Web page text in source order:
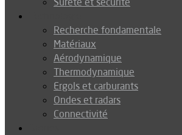
Recherche fondamentale
Matériaux
Aérodynamique
Thermodynamique
Ergols et carburants
Ondes et radars
Connectivité